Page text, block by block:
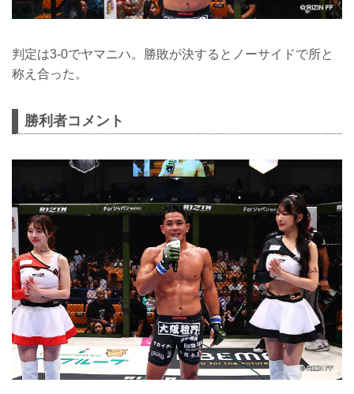
判定は3-0でヤマニハ。勝敗が決するとノーサイドで所と
称え合った。
勝利者コメント